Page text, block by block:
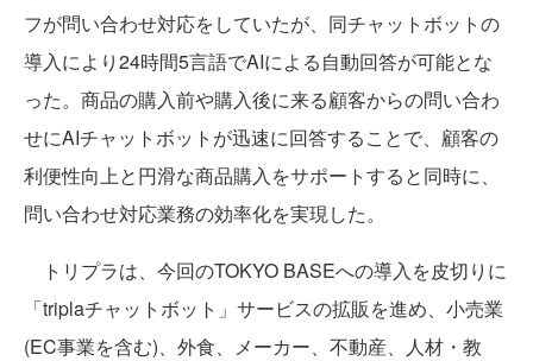
フが問い合わせ対応をしていたが、同チャットボットの
導入により24時間5言語でAIによる自動回答が可能とな
った。商品の購入前や購入後に来る顧客からの問い合わ
せにAIチャットボットが迅速に回答することで、顧客の
利便性向上と円滑な商品購入をサポートすると同時に、
問い合わせ対応業務の効率化を実現した。
トリプラは、今回のTOKYO BASEへの導入を皮切りに
「triplaチャットボット」サービスの拡販を進め、小売業
(EC事業を含む)、外食、メーカー、不動産、人材・教